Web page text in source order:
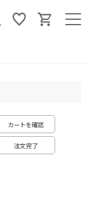
カートを確認
注文完了